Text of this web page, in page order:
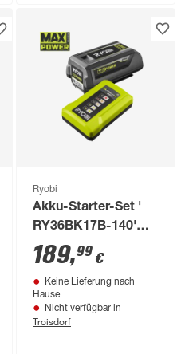
Ryobi
Akku-Starter-Set '
RY36BK17B-140'
Akku und Ladegerät
36 V 4,0 Ah
189,99 €
Keine Lieferung nach
Hause
Nicht verfügbar in
Troisdorf